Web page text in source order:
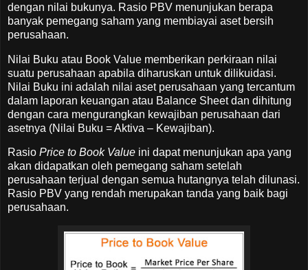
dengan nilai bukunya. Rasio PBV menunjukan berapa
banyak pemegang saham yang membiayai aset bersih
perusahaan.
Nilai Buku atau Book Value memberikan perkiraan nilai
suatu perusahaan apabila diharuskan untuk dilikuidasi.
Nilai Buku ini adalah nilai aset perusahaan yang tercantum
dalam laporan keuangan atau Balance Sheet dan dihitung
dengan cara mengurangkan kewajiban perusahaan dari
asetnya (Nilai Buku = Aktiva – Kewajiban).
Rasio Price to Book Value ini dapat menunjukan apa yang
akan didapatkan oleh pemegang saham setelah
perusahaan terjual dengan semua hutangnya telah dilunasi.
Rasio PBV yang rendah merupakan tanda yang baik bagi
perusahaan.